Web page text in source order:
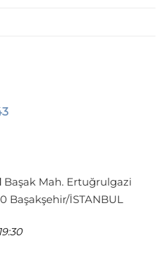
Başak Mah. Ertuğrulgazi
Başakşehir/İSTANBUL